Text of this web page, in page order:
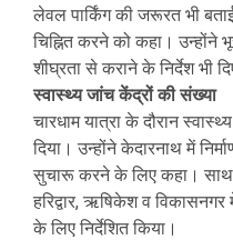
लेवल पार्किंग की जरूरत भी
चिह्नित करने को कहा। उन्होंने
शीघ्रता से कराने के निर्देश भी
स्वास्थ्य जांच केंद्रों की संख्या
चारधाम यात्रा के दौरान
दिया। उन्होंने केदारनाथ में
सुचारू करने के लिए कहा। साथ
हरिद्वार, ऋषिकेश व
के लिए निर्देशित किया।